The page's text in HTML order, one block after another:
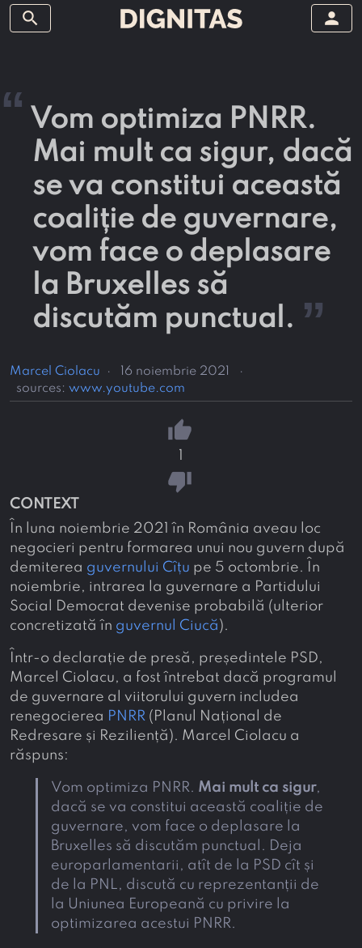
search person
“ Vom optimiza PNRR.
Mai mult ca sigur, dacă
se va constitui această
coaliție de guvernare,
vom face o deplasare
la Bruxelles să
discutăm punctual. ”
Marcel Ciolacu · 16 noiembrie 2021
·
sources: www.youtube.com
thumb_up
thumb_down
CONTEXT
În luna noiembrie 2021 în România aveau loc
negocieri pentru formarea unui nou guvern după
demiterea guvernului Cîțu pe 5 octombrie. În
noiembrie, intrarea la guvernare a Partidului
Social Democrat devenise probabilă (ulterior
concretizată în guvernul Ciucă ).
Într-o declarație de presă, președintele PSD,
Marcel Ciolacu, a fost întrebat dacă programul
de guvernare al viitorului guvern includea
renegocierea PNRR (Planul Național de
Redresare și Reziliență). Marcel Ciolacu a
răspuns:
Vom optimiza PNRR. Mai mult ca sigur,
dacă se va constitui această coaliție de
guvernare, vom face o deplasare la
Bruxelles să discutăm punctual. Deja
europarlamentarii, atît de la PSD cît și
de la PNL, discută cu reprezentanții de
la Uniunea Europeană cu privire la
optimizarea acestui PNRR.